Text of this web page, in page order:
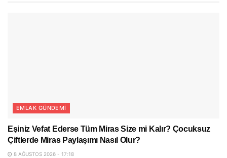
EMLAK GÜNDEMI
Eşiniz Vefat Ederse Tüm Miras Size mi Kalır? Çocuksuz
Çiftlerde Miras Paylaşımı Nasıl Olur?
8 AĞUSTOS 2026 - 17:18